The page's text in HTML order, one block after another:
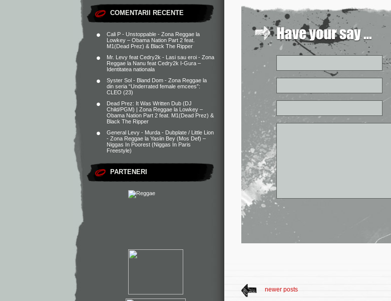
COMENTARII RECENTE
Cali P - Unstoppable - Zona Reggae la
Lowkey – Obama Nation Part 2 feat.
M1(Dead Prez) & Black The Ripper
Mr. Levy feat Cedry2k - Lasi sau eroi - Zona
Reggae la Nanu feat Cedry2k I-Gura –
Identitatea nationala
Syster Sol - Bland Dom - Zona Reggae la
din seria “Underrated female emcees”:
CLEO (23)
Dead Prez: It Was Written Dub (DJ
Child/PGM) | Zona Reggae la Lowkey –
Obama Nation Part 2 feat. M1(Dead Prez) &
Black The Ripper
General Levy - Murda - Dubplate / Little Lion
- Zona Reggae la Yasiin Bey (Mos Def) –
Niggas In Poorest (Niggas In Paris
Freestyle)
PARTENERI
newer posts